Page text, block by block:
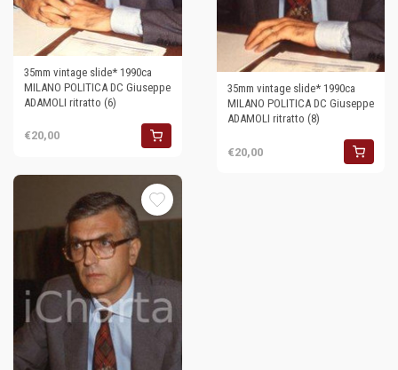
35mm vintage slide* 1990ca
MILANO POLITICA DC Giuseppe
ADAMOLI ritratto (6)
€20,00
35mm vintage slide* 1990ca
MILANO POLITICA DC Giuseppe
ADAMOLI ritratto (8)
€20,00